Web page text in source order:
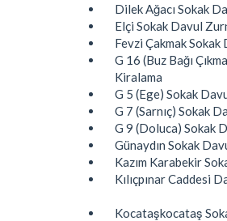
Dilek Ağacı Sokak
Elçi Sokak Davul
Fevzi Çakmak
G 16 (Buz Bağı
Kiralama
G 5 (Ege) Sokak
G 7 (Sarnıç) Sokak
G 9 (Doluca) Sokak
Günaydın Sokak
Kazım Karabekir
Kılıçpınar Caddesi
Kocataşkocataş